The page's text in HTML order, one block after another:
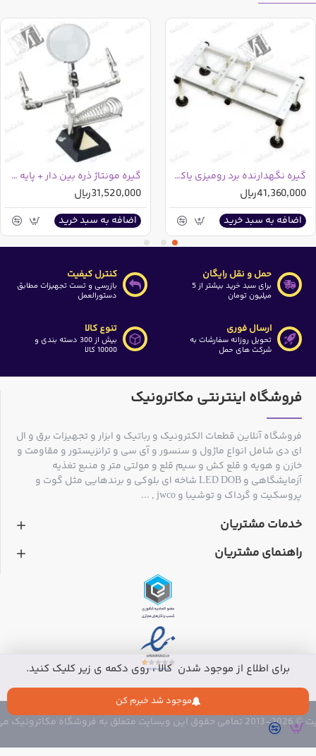
برای اطلاع از موجود شدن کالا ، روی دکمه ی زیر کلیک کنید.
موجود شد خبرم کن
گیره نگهدارنده برد رومیزی یاکسون YX-101
41,360,000ریال
اضافه به سبد خرید
گیره مونتاژ ذره‏ بین دار + پایه هویه PROSKIT 608-391E
31,520,000ریال
اضافه به سبد خرید
حمل و نقل رایگان
برای سبد خرید بیشتر از 5
میلیون تومان
کنترل کیفیت
بازرسی و تست تجهیزات مطابق
دستورالعمل
ارسال فوری
تحویل روزانه سفارشات به
شرکت های حمل
تنوع کالا
بیش از 300 دسته بندی و
10000 کالا
فروشگاه اینترنتی مکاترونیک
فروشگاه آنلاین قطعات الکترونیک و رباتیک و ابزار و تجهیزات برق و ال
ای دی شامل انواع ماژول و سنسور و آی سی و ترانزیستور و مقاومت و
خازن و هویه و قلع کش و سیم قلع و مولتی متر و منبع تغذیه
آزمایشگاهی و LED DOB شاخه ای بلوکی و برندهایی مثل گوت و
پروسکیت و گرداک و توشیبا و jwco , ...
خدمات مشتریان
راهنمای مشتریان
به فروشگاه مکاترونیک می باشد